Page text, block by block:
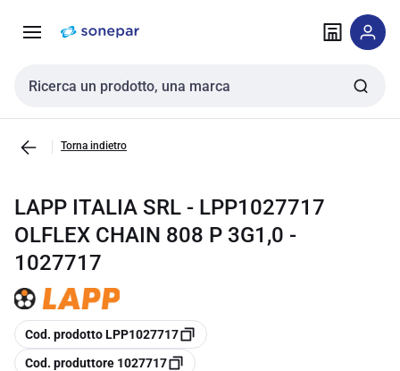
navigazione alla
Cerca input
Torna indietro
LAPP ITALIA SRL - LPP1027717
OLFLEX CHAIN 808 P 3G1,0 -
1027717
copia
Cod. prodotto LPP1027717
copia
Cod. produttore 1027717